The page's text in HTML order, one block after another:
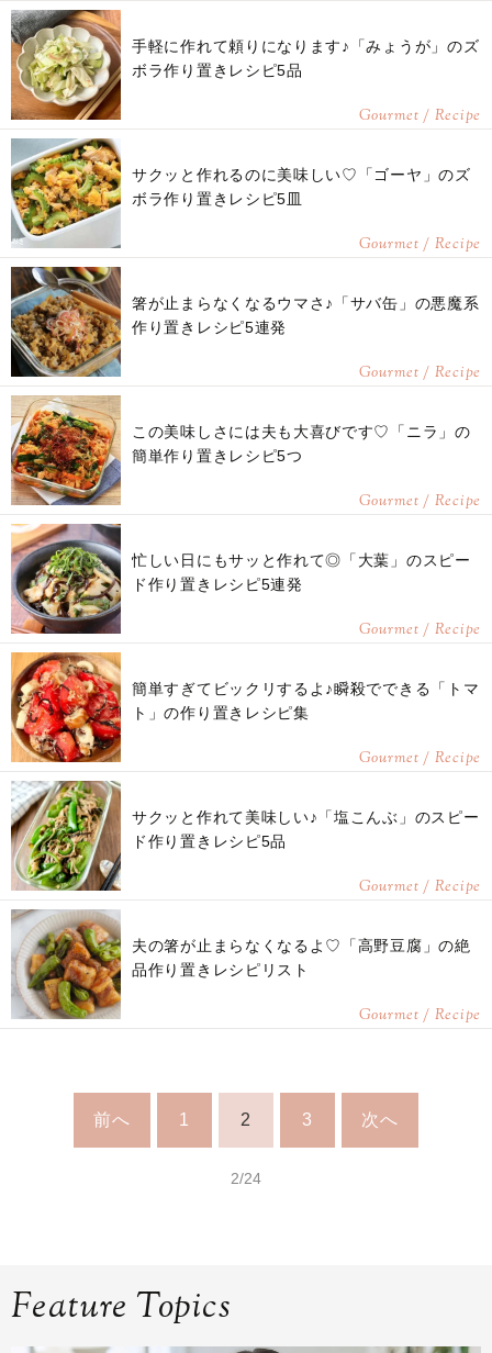
手軽に作れて頼りになります♪「みょうが」のズ
ボラ作り置きレシピ5品
Gourmet / Recipe
サクッと作れるのに美味しい♡「ゴーヤ」のズ
ボラ作り置きレシピ5皿
Gourmet / Recipe
箸が止まらなくなるウマさ♪「サバ缶」の悪魔系
作り置きレシピ5連発
Gourmet / Recipe
この美味しさには夫も大喜びです♡「ニラ」の
簡単作り置きレシピ5つ
Gourmet / Recipe
忙しい日にもサッと作れて◎「大葉」のスピー
ド作り置きレシピ5連発
Gourmet / Recipe
簡単すぎてビックリするよ♪瞬殺でできる「トマ
ト」の作り置きレシピ集
Gourmet / Recipe
サクッと作れて美味しい♪「塩こんぶ」のスピー
ド作り置きレシピ5品
Gourmet / Recipe
夫の箸が止まらなくなるよ♡「高野豆腐」の絶
品作り置きレシピリスト
Gourmet / Recipe
前へ 1 2 3 次へ
2/24
Feature Topics